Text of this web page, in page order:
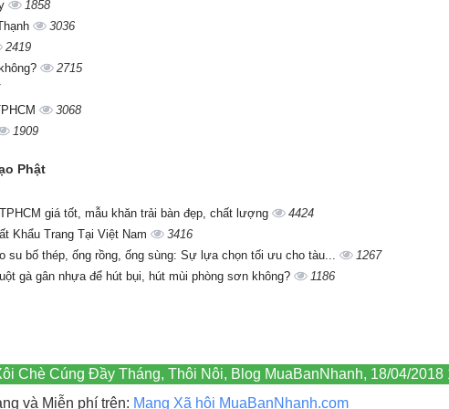
1858
3036
2419
2715
3068
1909
Phật
giá tốt, mẫu khăn trải bàn đẹp, chất lượng
4424
Khẩu Trang Tại Việt Nam
3416
su bố thép, ống rồng, ống sùng: Sự lựa chọn tối ưu cho tàu...
1267
gà gân nhựa để hút bụi, hút mùi phòng sơn không? 1186
Chè Cúng Đầy Tháng, Thôi Nôi, Blog MuaBanNhanh, 18/04/2018
và Miễn phí trên: Mạng Xã hội MuaBanNhanh.com